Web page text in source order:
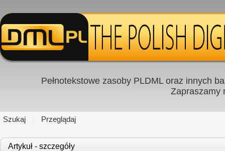
Pełnotekstowe zasoby PLDML oraz innych
Zapraszamy
Szukaj Przeglądaj
Artykuł - szczegóły